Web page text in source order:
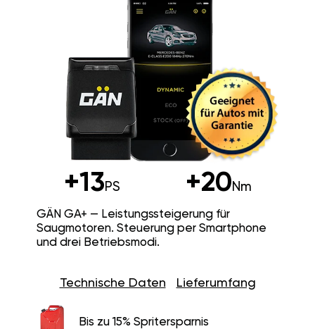
+13PS +20Nm
GÄN GA+ — Leistungssteigerung für
Saugmotoren. Steuerung per Smartphone
und drei Betriebsmodi.
Technische Daten Lieferumfang
Bis zu 15% Spritersparnis